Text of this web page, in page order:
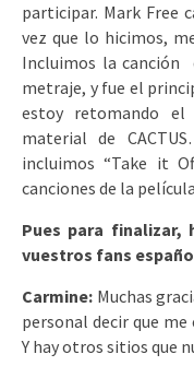
participar. Mark Free
vez que lo hicimos,
Incluimos la canción
metraje, y fue el
estoy retomando
material de
incluimos “Take it
canciones de la
Pues para finalizar,
vuestros fans
Carmine: Muchas
personal decir que
Y hay otros sitios que